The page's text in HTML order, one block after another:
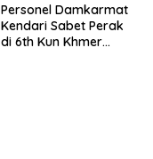
Personel Damkarmat
Kendari Sabet Perak
di 6th Kun Khmer